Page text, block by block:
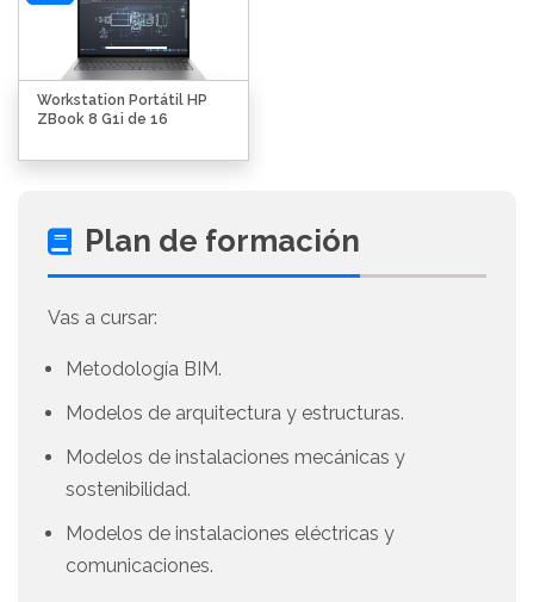
Workstation Portátil HP
ZBook 8 G1i de 16
Plan de formación
Vas a cursar:
Metodología BIM.
Modelos de arquitectura y estructuras.
Modelos de instalaciones mecánicas y
sostenibilidad.
Modelos de instalaciones eléctricas y
comunicaciones.